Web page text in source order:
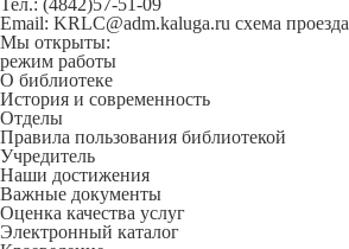
Тел.: (4842)57-51-09
Email: KRLC@adm.kaluga.ru схема проезда
Мы открыты:
режим работы
О библиотеке
История и современность
Отделы
Правила пользования библиотекой
Учредитель
Наши достижения
Важные документы
Оценка качества услуг
Электронный каталог